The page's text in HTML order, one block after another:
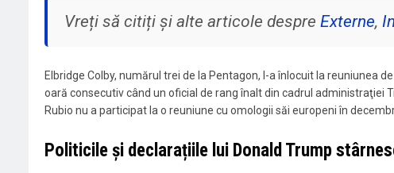
Vreți să citiți și alte articole despre Externe,
Elbridge Colby, numărul trei de la Pentagon, l-a înlocuit la reuniunea
oară consecutiv când un oficial de rang înalt din cadrul administraţiei
Rubio nu a participat la o reuniune cu omologii săi europeni în
Politicile și declarațiile lui Donald Trump